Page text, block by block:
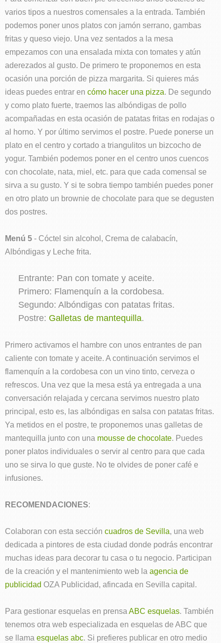
varios tipos a nuestros comensales a la entrada. También
podemos poner unos platos con jamón serrano, gambas
fritas y queso viejo. Una vez sentados a la mesa
empezamos con una ensalada mixta con tomates y atún
aderezados al gusto. De primero te proponemos en esta
ocasión una porción de pizza margarita. Si quieres más
ideas puedes entrar en cómo hacer una pizza. De segundo
y como plato fuerte, traemos las albóndigas de pollo
acompañadas en esta ocasión de patatas fritas en rodajas o
al horno. Y por último servimos el postre. Puede ponerse un
plato en el centro y cortado a triangulitos un bizcocho de
yogur. También podemos poner en el centro unos cuencos
con chocolate, nata, miel, etc. para que cada comensal se
sirva a su gusto. Y si te sobra tiempo también puedes poner
en otro plato un brownie de chocolate para que se degusten
dos postres.
Menú 5 - Cóctel sin alcohol, Crema de calabacín,
Albóndigas y Leche frita.
Entrante: Pan con tomate y aceite.
Primero: Flamenquín a la cordobesa.
Segundo: Albóndigas con patatas fritas.
Postre: Galletas de mantequilla.
Primero activamos el hambre con unos entrantes de pan
caliente con tomate y aceite. A continuación servimos el
flamenquín a la cordobesa con un vino tinto, cerveza o
refrescos. Una vez que la mesa está ya entregada a una
conversación relajada y cercana servimos nuestro plato
principal, esto es, las albóndigas en salsa con patatas fritas.
Ya metidos en el postre, te proponemos unas galletas de
mantequilla junto con una mousse de chocolate. Puedes
poner platos individuales o servir al centro para que cada
uno se sirva lo que guste. No te olvides de poner café e
infusiones.
RECOMENDACIONES:
Colaboran con esta sección cuadros de Sevilla, una web
dedicada a pintores de esta ciudad donde podrás encontrar
muchas ideas para decorar tu casa o tu negocio. Participan
de la creación y el mantenimiento web la agencia de
publicidad OZA Publicidad, afincada en Sevilla capital.
Para gestionar esquelas en prensa ABC esquelas. También
tenemos otra web especializada en esquelas de ABC que
se llama esquelas abc. Si prefieres publicar en otro medio